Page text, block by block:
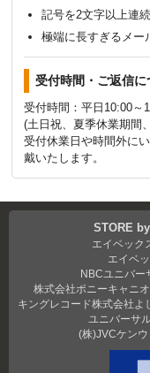
記号を2文字以上連
極端に長すぎるメー
受付時間・ご返信に
受付時間：平日10:00～
(土日祝、夏季休業期間
受付休業日や時間外に
戴いたします。
STORE
エイベック
エイベ
NBCユニバー
株式会社ポニーキャニ
キングレコード株式会社 よ
ユニバーサ
(株)JVCケン